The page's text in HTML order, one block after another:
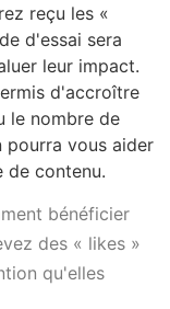
reçu les «
d'essai sera
leur impact.
d'accroître
le nombre de
pourra vous aider
contenu.
bénéficier
des « likes »
qu'elles